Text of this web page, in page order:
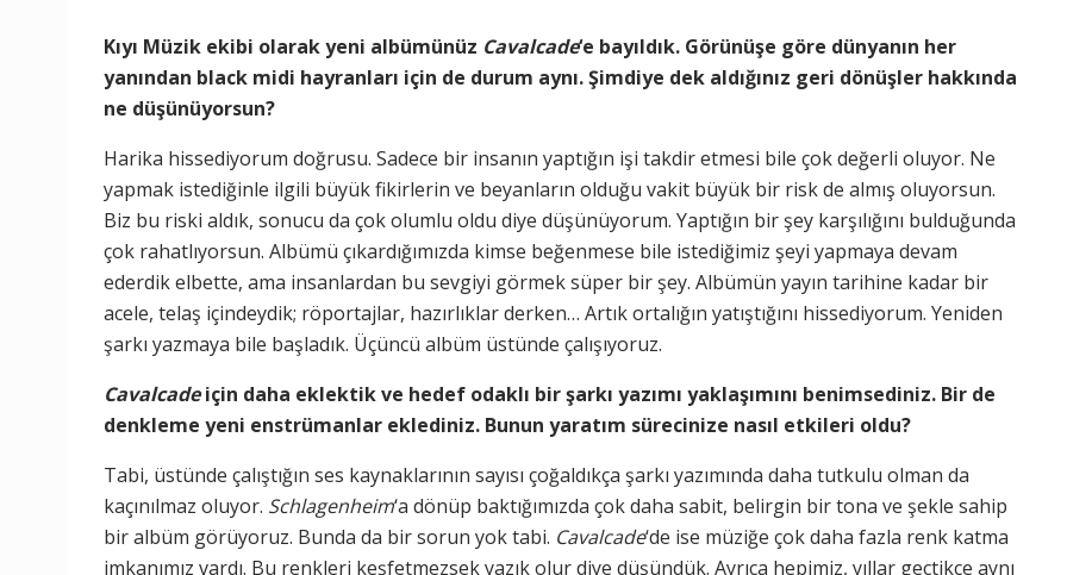
Kıyı Müzik ekibi olarak yeni albümünüz Cavalcade‘e bayıldık. Görünüşe göre dünyanın her
yanından black midi hayranları için de durum aynı. Şimdiye dek aldığınız geri dönüşler hakkında
ne düşünüyorsun?
Harika hissediyorum doğrusu. Sadece bir insanın yaptığın işi takdir etmesi bile çok değerli oluyor. Ne
yapmak istediğinle ilgili büyük fikirlerin ve beyanların olduğu vakit büyük bir risk de almış oluyorsun.
Biz bu riski aldık, sonucu da çok olumlu oldu diye düşünüyorum. Yaptığın bir şey karşılığını bulduğunda
çok rahatlıyorsun. Albümü çıkardığımızda kimse beğenmese bile istediğimiz şeyi yapmaya devam
ederdik elbette, ama insanlardan bu sevgiyi görmek süper bir şey. Albümün yayın tarihine kadar bir
acele, telaş içindeydik; röportajlar, hazırlıklar derken… Artık ortalığın yatıştığını hissediyorum. Yeniden
şarkı yazmaya bile başladık. Üçüncü albüm üstünde çalışıyoruz.
Cavalcadeiçin daha eklektik ve hedef odaklı bir şarkı yazımı yaklaşımını benimsediniz. Bir de
denkleme yeni enstrümanlar eklediniz. Bunun yaratım sürecinize nasıl etkileri oldu?
Tabi, üstünde çalıştığın ses kaynaklarının sayısı çoğaldıkça şarkı yazımında daha tutkulu olman da
kaçınılmaz oluyor. Schlagenheim‘a dönüp baktığımızda çok daha sabit, belirgin bir tona ve şekle sahip
bir albüm görüyoruz. Bunda da bir sorun yok tabi. Cavalcade‘de ise müziğe çok daha fazla renk katma
imkanımız vardı. Bu renkleri keşfetmezsek yazık olur diye düşündük. Ayrıca hepimiz, yıllar geçtikçe aynı